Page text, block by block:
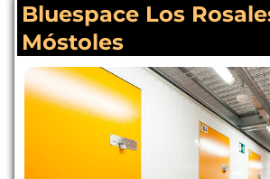
Bluespace Los
Móstoles